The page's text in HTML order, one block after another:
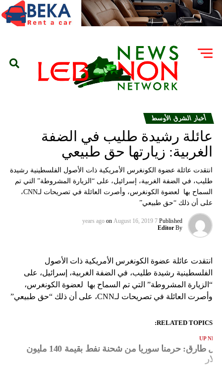
أخبار الشرق الأوسط
عائلة رشيدة طليب في الضفة
الغربية: زيارتها حق طبيعي
انتقدت عائلة عضوة الكونغرس الأمريكية ذات الأصول الفلسطينية رشيدة
طليب، في الضفة الغربية، إسرائيل، على “الزيارة المشروطة” التي تم
السماح بها لعضوة الكونغرس، وأصرت العائلة في تصريحات لـCNN،
على أن ذلك “حق طبيعي”
Published
7 years ago
on August 16, 2019
By
Editor
انتقدت عائلة عضوة الكونغرس الأمريكية ذات الأصول
الفلسطينية رشيدة طليب، في الضفة الغربية، إسرائيل، على
“الزيارة المشروطة” التي تم السماح بها لعضوة الكونغرس،
وأصرت العائلة في تصريحات لـCNN، على أن ذلك “حق طبيعي”
RELATED TOPICS:
UP
جبل طارق: حرمنا سوريا من شحنة نفط بقيمة 140 مليون